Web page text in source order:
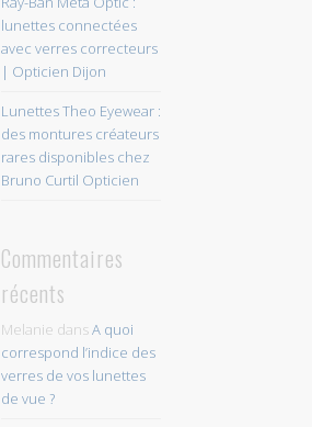
lunettes connectées
avec verres correcteurs
| Opticien Dijon
Lunettes Theo Eyewear :
des montures créateurs
rares disponibles chez
Bruno Curtil Opticien
Commentaires
récents
Melanie dansA quoi
correspond l’indice des
verres de vos lunettes
de vue ?